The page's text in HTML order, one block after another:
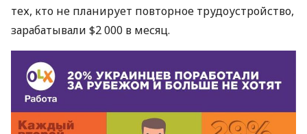
тех, кто не планирует повторное трудоустройство,
зарабатывали $2 000 в месяц.